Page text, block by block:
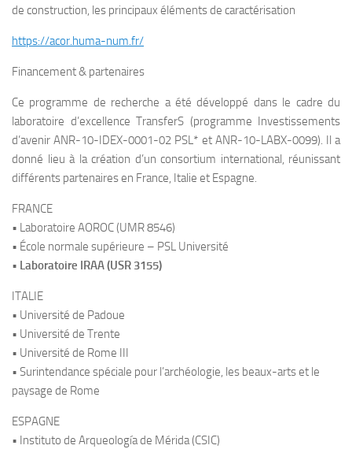
de construction, les principaux éléments de caractérisation
https://acor.huma-num.fr/
Financement & partenaires
Ce programme de recherche a été développé dans le cadre du
laboratoire d’excellence TransferS (programme Investissements
d’avenir ANR-10-IDEX-0001-02 PSL* et ANR-10-LABX-0099). Il a
donné lieu à la création d’un consortium international, réunissant
différents partenaires en France, Italie et Espagne.
FRANCE
• Laboratoire AOROC (UMR 8546)
• École normale supérieure – PSL Université
• Laboratoire IRAA (USR 3155)
ITALIE
• Université de Padoue
• Université de Trente
• Université de Rome III
• Surintendance spéciale pour l’archéologie, les beaux-arts et le
paysage de Rome
ESPAGNE
• Instituto de Arqueología de Mérida (CSIC)